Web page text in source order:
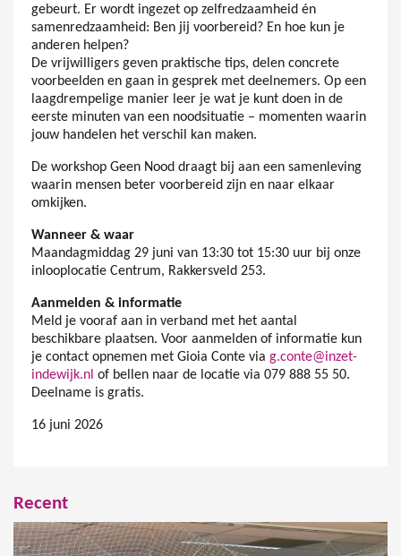
gebeurt. Er wordt ingezet op zelfredzaamheid én
samenredzaamheid: Ben jij voorbereid? En hoe kun je
anderen helpen?
De vrijwilligers geven praktische tips, delen concrete
voorbeelden en gaan in gesprek met deelnemers. Op een
laagdrempelige manier leer je wat je kunt doen in de
eerste minuten van een noodsituatie – momenten waarin
jouw handelen het verschil kan maken.
De workshop Geen Nood draagt bij aan een samenleving
waarin mensen beter voorbereid zijn en naar elkaar
omkijken.
Wanneer & waar
Maandagmiddag 29 juni van 13:30 tot 15:30 uur bij onze
inlooplocatie Centrum, Rakkersveld 253.
Aanmelden & informatie
Meld je vooraf aan in verband met het aantal
beschikbare plaatsen. Voor aanmelden of informatie kun
je contact opnemen met Gioia Conte via g.conte@inzet-
indewijk.nl of bellen naar de locatie via 079 888 55 50.
Deelname is gratis.
16 juni 2026
Recent